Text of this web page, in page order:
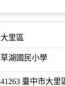
大里區
草湖國民小學
41263 臺中市大里